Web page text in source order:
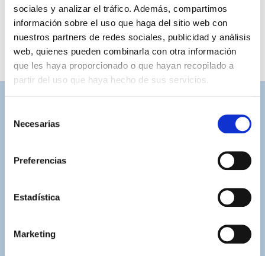
sociales y analizar el tráfico. Además, compartimos
información sobre el uso que haga del sitio web con
nuestros partners de redes sociales, publicidad y análisis
web, quienes pueden combinarla con otra información
que les haya proporcionado o que hayan recopilado a
partir del uso que haya hecho de sus servicios.
Necesarias
Preferencias
Estadística
Marketing
Contacta con nosotros para solucionar cualquier duda.
Por compras superiores a 100€ (España peninsular)
COMPRAS SEGURAS